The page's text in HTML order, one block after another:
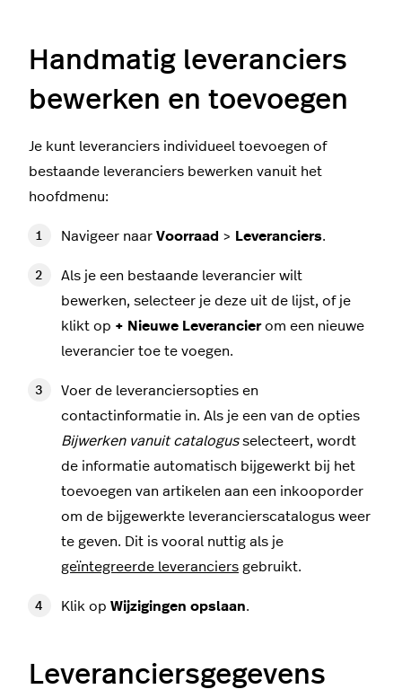
Handmatig leveranciers
bewerken en toevoegen
Je kunt leveranciers individueel toevoegen of
bestaande leveranciers bewerken vanuit het
hoofdmenu:
Navigeer naar Voorraad > Leveranciers.
Als je een bestaande leverancier wilt
bewerken, selecteer je deze uit de lijst, of je
klikt op + Nieuwe Leverancierom een nieuwe
leverancier toe te voegen.
Voer de leveranciersopties en
contactinformatie in. Als je een van de opties
Bijwerken vanuit catalogusselecteert, wordt
de informatie automatisch bijgewerkt bij het
toevoegen van artikelen aan een inkooporder
om de bijgewerkte leverancierscatalogus weer
te geven. Dit is vooral nuttig als je
geïntegreerde leveranciers gebruikt.
Klik op Wijzigingen opslaan.
Leveranciersgegevens